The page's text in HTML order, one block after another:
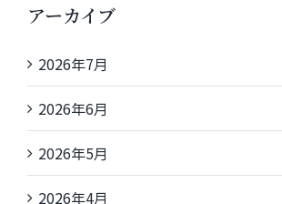
アーカイブ
2026年7月
2026年6月
2026年5月
2026年4月